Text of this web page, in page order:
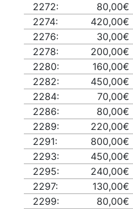
2272:
80,00€
2274:
420,00€
2276:
30,00€
2278:
200,00€
2280:
160,00€
2282:
450,00€
2284:
70,00€
2286:
80,00€
2289:
220,00€
2291:
800,00€
2293:
450,00€
2295:
240,00€
2297:
130,00€
2299:
80,00€